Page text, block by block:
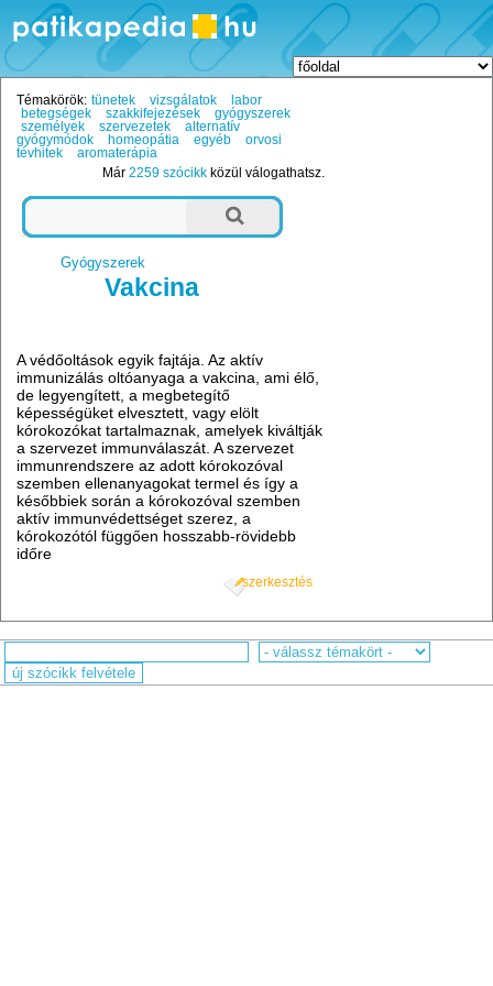
Témakörök: tünetek vizsgálatok
labor
betegségek
szakkifejezések
gyógyszerek
személyek
szervezetek
alternatív
gyógymódok
homeopátia egyéb
orvosi
tévhitek
aromaterápia
Már2259 szócikk közül válogathatsz.
Gyógyszerek
Vakcina
A védőoltások egyik fajtája. Az aktív
immunizálás oltóanyaga a vakcina, ami élő,
de legyengített, a megbetegítő
képességüket elvesztett, vagy elölt
kórokozókat tartalmaznak, amelyek kiváltják
a szervezet immunválaszát. A szervezet
immunrendszere az adott kórokozóval
szemben ellenanyagokat termel és így a
későbbiek során a kórokozóval szemben
aktív immunvédettséget szerez, a
kórokozótól függően hosszabb-rövidebb
időre
szerkesztés